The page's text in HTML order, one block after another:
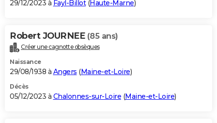
29/12/2023 à Fayl-Billot(Haute-Marne)
Robert JOURNEE (85 ans)
Créer une cagnotte obsèques
Naissance
29/08/1938 à Angers (Maine-et-Loire)
Décès
05/12/2023 à Chalonnes-sur-Loire (Maine-et-Loire)